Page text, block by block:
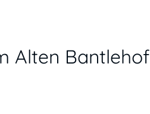
Alten Bantlehof